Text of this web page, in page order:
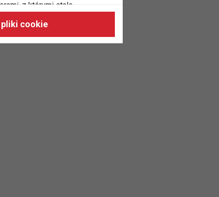
z którymi stale
je na nasze zlecenie,
danych na podstawie
oparciu o stosowną podstawę
cookie